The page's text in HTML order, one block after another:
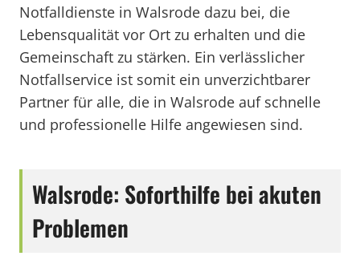
Notfalldienste in Walsrode dazu bei, die
Lebensqualität vor Ort zu erhalten und die
Gemeinschaft zu stärken. Ein verlässlicher
Notfallservice ist somit ein unverzichtbarer
Partner für alle, die in Walsrode auf schnelle
und professionelle Hilfe angewiesen sind.
Walsrode: Soforthilfe bei akuten
Problemen